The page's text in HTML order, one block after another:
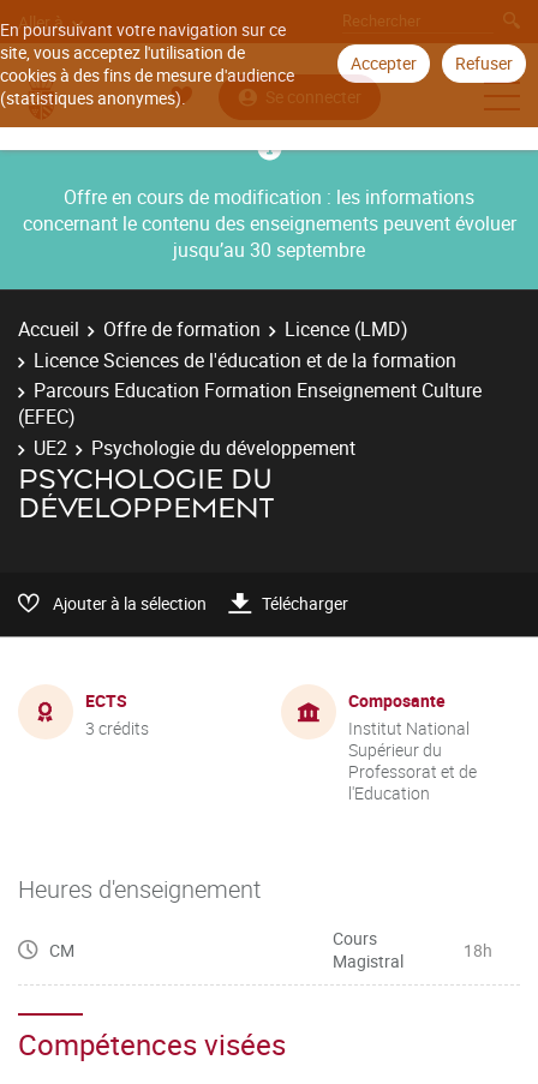
En poursuivant votre navigation sur ce
site, vous acceptez l'utilisation de
cookies à des fins de mesure d'audience
(statistiques anonymes).
Accepter Refuser
Aller à
Se connecter
Offre en cours de modification : les informations
concernant le contenu des enseignements peuvent évoluer
jusqu’au 30 septembre
Accueil Offre de formation
Licence (LMD)
Licence Sciences de l'éducation et de la formation
Parcours Education Formation Enseignement Culture
(EFEC)
UE2
Psychologie du développement
PSYCHOLOGIE DU
DÉVELOPPEMENT
Ajouter à la sélection Télécharger
ECTS
3 crédits
Composante
Institut National
Supérieur du
Professorat et de
l'Education
Heures d'enseignement
CM
Cours
Magistral
18h
Compétences visées